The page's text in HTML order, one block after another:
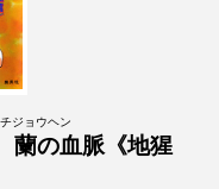
ジョウヘン
蘭の血脈《地猩